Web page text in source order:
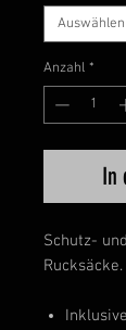
Anzahl *
In
Schutz-
Rucksäcke.